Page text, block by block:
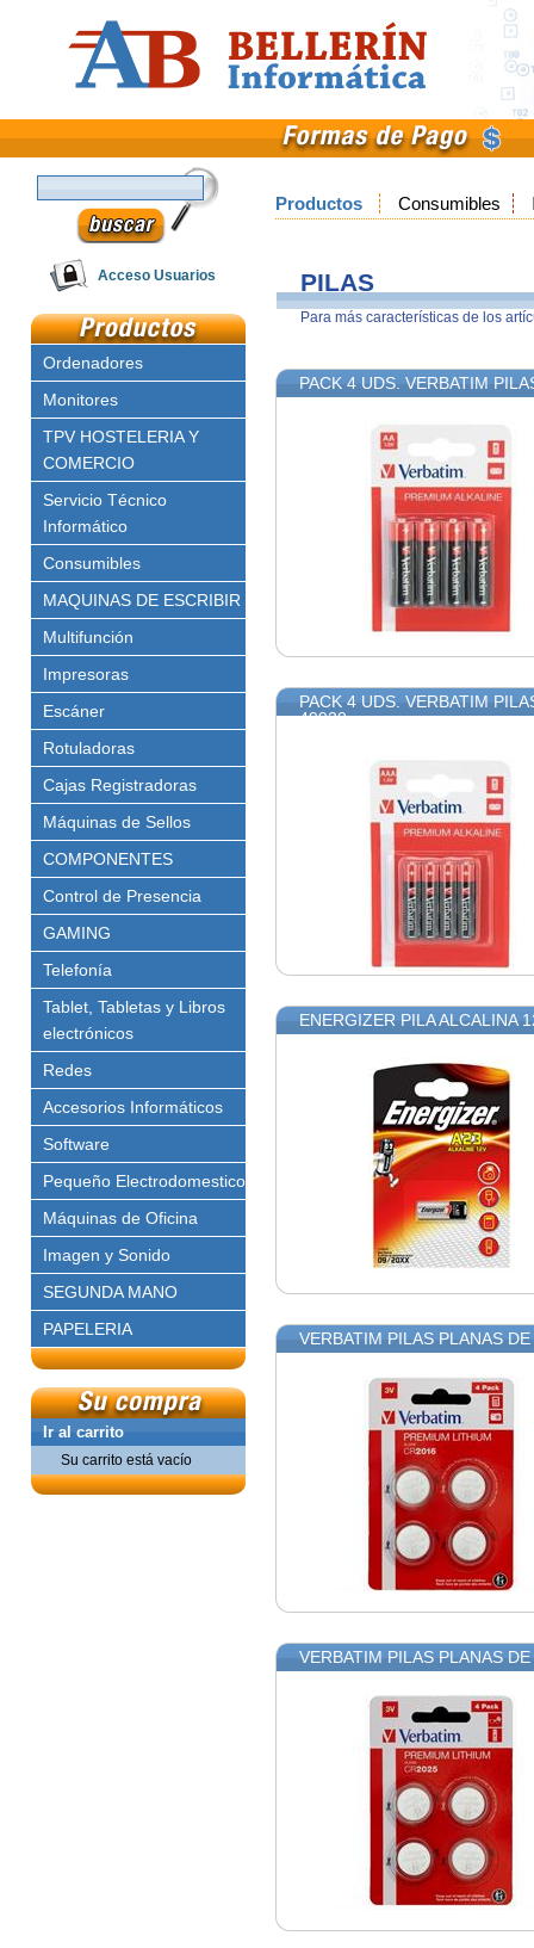
Productos Consumibles
PILAS
Para más características de los
PACK 4 UDS. VERBATIM
PACK 4 UDS. VERBATIM
49920
ENERGIZER PILA ALCALINA
VERBATIM PILAS PLANAS
VERBATIM PILAS PLANAS
Email
Clave
Acceso Usuarios
Ordenadores
Monitores
TPV HOSTELERIA Y
COMERCIO
Servicio Técnico
Informático
Consumibles
MAQUINAS DE ESCRIBIR
Multifunción
Impresoras
Escáner
Rotuladoras
Cajas Registradoras
Máquinas de Sellos
COMPONENTES
Control de Presencia
GAMING
Telefonía
Tablet, Tabletas y Libros
electrónicos
Redes
Accesorios Informáticos
Software
Pequeño Electrodomestico
Máquinas de Oficina
Imagen y Sonido
SEGUNDA MANO
PAPELERIA
Ir al carrito
Su carrito está vacío